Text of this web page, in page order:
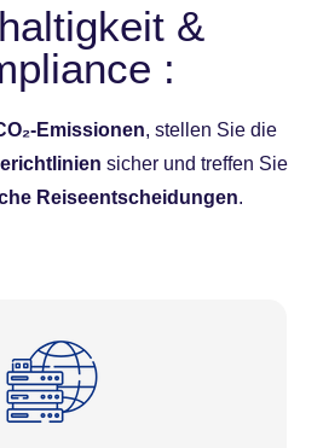
&
:
Emissionen, stellen Sie die
sicher und treffen Sie
Reiseentscheidungen.